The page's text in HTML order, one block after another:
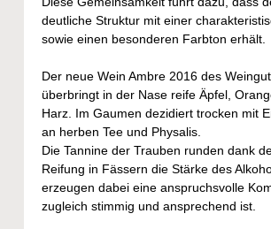
deutliche Struktur mit einer
sowie einen besonderen Farbton erhält.
Der neue Wein Ambre 2016 des
überbringt in der Nase reife Äpfel,
Harz. Im Gaumen dezidiert trocken mit
an herben Tee und Physalis.
Die Tannine der Trauben runden dank
Reifung in Fässern die Stärke des
erzeugen dabei eine anspruchsvolle
zugleich stimmig und ansprechend ist.